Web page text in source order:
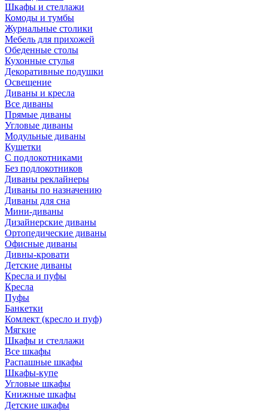
Шкафы и стеллажи
Комоды и тумбы
Журнальные столики
Мебель для прихожей
Обеденные столы
Кухонные стулья
Декоративные подушки
Освещение
Диваны и кресла
Все диваны
Прямые диваны
Угловые диваны
Модульные диваны
Кушетки
С подлокотниками
Без подлокотников
Диваны реклайнеры
Диваны по назначению
Диваны для сна
Мини-диваны
Дизайнерские диваны
Ортопедические диваны
Офисные диваны
Дивны-кровати
Детские диваны
Кресла и пуфы
Кресла
Пуфы
Банкетки
Комлект (кресло и пуф)
Мягкие
Шкафы и стеллажи
Все шкафы
Распашные шкафы
Шкафы-купе
Угловые шкафы
Книжные шкафы
Детские шкафы